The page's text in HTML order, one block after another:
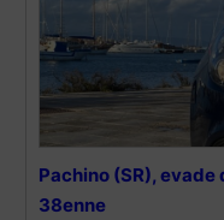
Pachino (SR),
38enne